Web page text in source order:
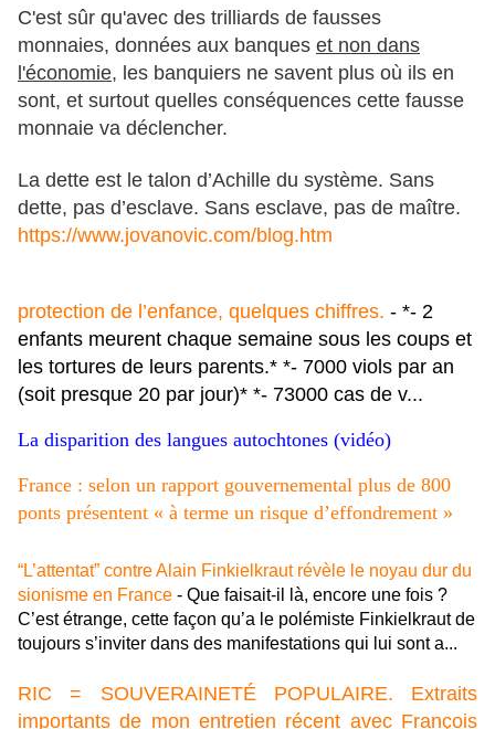
C'est sûr qu'avec des trilliards de fausses
monnaies, données aux banques et non dans
l'économie, les banquiers ne savent plus où ils en
sont, et surtout quelles conséquences cette fausse
monnaie va déclencher.
La dette est le talon d’Achille du système. Sans
dette, pas d’esclave. Sans esclave, pas de maître.
https://www.jovanovic.com/blog.htm
protection de l’enfance, quelques chiffres. - *- 2
enfants meurent chaque semaine sous les coups et
les tortures de leurs parents.* *- 7000 viols par an
(soit presque 20 par jour)* *- 73000 cas de v...
La disparition des langues autochtones (vidéo)
France : selon un rapport gouvernemental plus de 800
ponts présentent « à terme un risque d’effondrement »
“L’attentat” contre Alain Finkielkraut révèle le noyau dur du
sionisme en France - Que faisait-il là, encore une fois ?
C’est étrange, cette façon qu’a le polémiste Finkielkraut de
toujours s’inviter dans des manifestations qui lui sont a...
RIC = SOUVERAINETÉ POPULAIRE. Extraits
importants de mon entretien récent avec François